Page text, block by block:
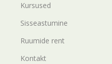
Kursused
Sisseastumine
Ruumide rent
Kontakt